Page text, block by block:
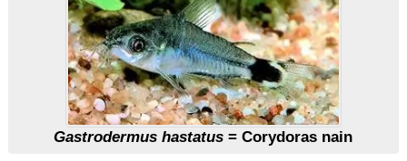
Gastrodermus hastatus = Corydoras nain